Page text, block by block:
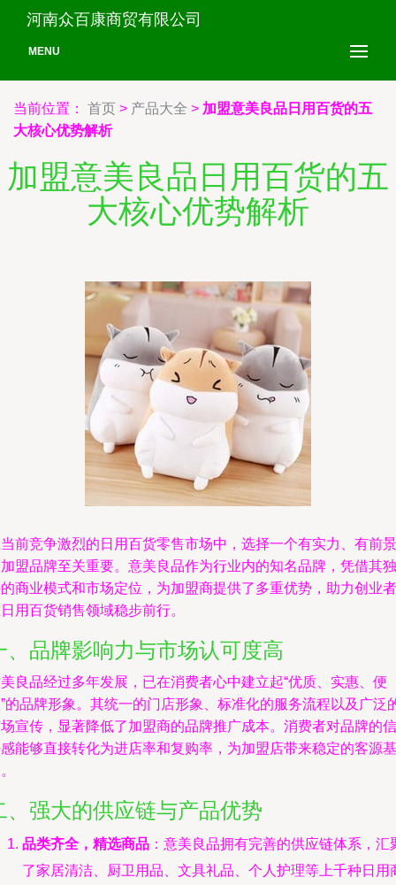
河南众百康商贸有限公司
MENU
当前位置： 首页 > 产品大全 > 加盟意美良品日用百货的五
大核心优势解析
加盟意美良品日用百货的五
大核心优势解析
前竞争激烈的日用百货零售市场中，选择一个有实力、有前景
盟品牌至关重要。意美良品作为行业内的知名品牌，凭借其独
商业模式和市场定位，为加盟商提供了多重优势，助力创业者
用百货销售领域稳步前行。
、品牌影响力与市场认可度高
良品经过多年发展，已在消费者心中建立起“优质、实惠、便
的品牌形象。其统一的门店形象、标准化的服务流程以及广泛
宣传，显著降低了加盟商的品牌推广成本。消费者对品牌的信
能够直接转化为进店率和复购率，为加盟店带来稳定的客源基
、强大的供应链与产品优势
品类齐全，精选商品 ：意美良品拥有完善的供应链体系，汇
了家居清洁、厨卫用品、文具礼品、个人护理等上千种日用